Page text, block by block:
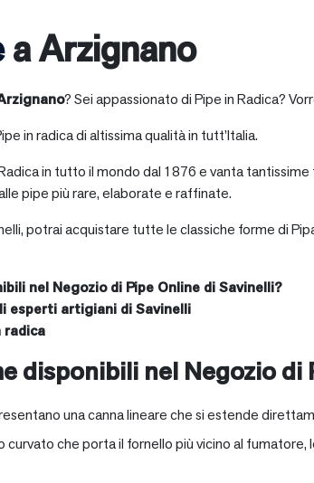
a Arzignano
? Sei appassionato di Pipe in Radica?
in radica di altissima qualità in tutt’Italia.
in tutto il mondo dal 1876 e vanta
pipe più rare, elaborate e raffinate.
potrai acquistare tutte le classiche forme di
nel Negozio di Pipe Online di Savinelli?
esperti artigiani di Savinelli
radica
disponibili nel Negozio di
una canna lineare che si estende
curvato che porta il fornello più vicino al